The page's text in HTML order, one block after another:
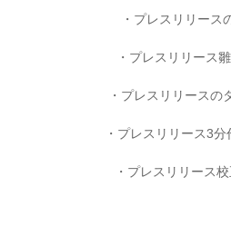
プレスリリース
プレスリリース
プレスリリースの
プレスリリース3分
プレスリリース